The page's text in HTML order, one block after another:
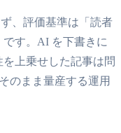
、評価基準は「読者
す。AI を下書きに
上乗せした記事は問
のまま量産する運用